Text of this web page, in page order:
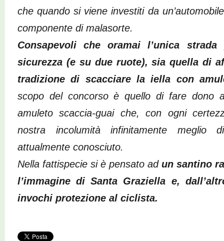
che quando si viene investiti da
componente di malasorte.
Consapevoli che oramai l’unica
sicurezza (e su due ruote), sia quella di
tradizione di scacciare la iella con
scopo del concorso è quello di fare dono
amuleto scaccia-guai che, con ogni
nostra incolumità infinitamente meglio
attualmente conosciuto.
Nella fattispecie si è pensato ad un santino
l’immagine di Santa Graziella e,
invochi protezione al ciclista.